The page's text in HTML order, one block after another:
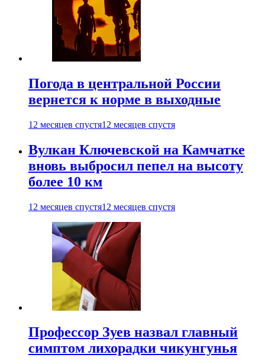
Погода в центральной России
вернется к норме в выходные
12 месяцев спустя12 месяцев спустя
Вулкан Ключевской на Камчатке
вновь выбросил пепел на высоту
более 10 км
12 месяцев спустя12 месяцев спустя
Профессор Зуев назвал главный
симптом лихорадки чикунгунья